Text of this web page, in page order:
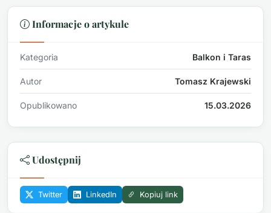
Informacje o artykule
Kategoria Balkon i Taras
Autor Tomasz Krajewski
Opublikowano 15.03.2026
Udostępnij
Twitter LinkedIn Kopiuj link